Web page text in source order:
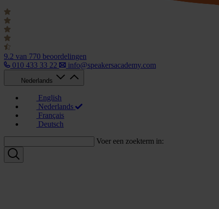
9.2 van 770 beoordelingen
010 433 33 22
info@speakersacademy.com
Nederlands
English
Nederlands
Français
Deutsch
Voer een zoekterm in: